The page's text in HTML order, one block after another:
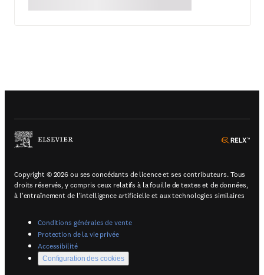
S'ouvre dans un nouvel onglet ou une nouvelle (
Copyright © 2026 ou ses concédants de licence et ses contributeurs. Tous
droits réservés, y compris ceux relatifs à la fouille de textes et de données,
à l'entraînement de l'intelligence artificielle et aux technologies similaires
Conditions générales de vente(
Protection de la vie privée(
Accessibilité(
Configuration des cookies